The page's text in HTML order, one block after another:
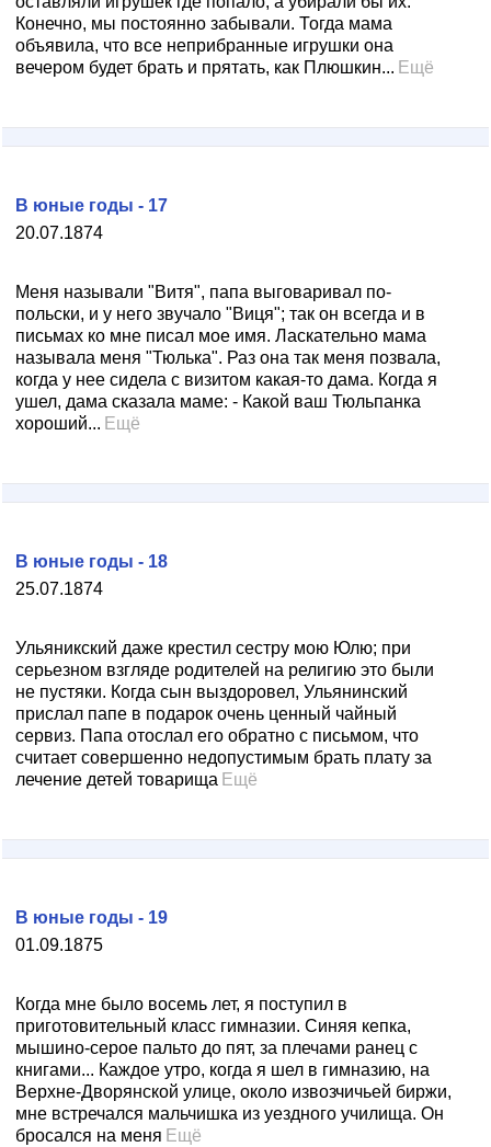
Конечно, мы постоянно забывали. Тогда мама
объявила, что все неприбранные игрушки она
вечером будет брать и прятать, как Плюшкин... Ещё
20.07.1874
В юные годы - 17
Меня называли "Витя", папа выговаривал по-
польски, и у него звучало "Виця"; так он всегда и в
письмах ко мне писал мое имя. Ласкательно мама
называла меня "Тюлька". Раз она так меня позвала,
когда у нее сидела с визитом какая-то дама. Когда я
ушел, дама сказала маме: - Какой ваш Тюльпанка
хороший... Ещё
25.07.1874
В юные годы - 18
Ульяникский даже крестил сестру мою Юлю; при
серьезном взгляде родителей на религию это были
не пустяки. Когда сын выздоровел, Ульянинский
прислал папе в подарок очень ценный чайный
сервиз. Папа отослал его обратно с письмом, что
считает совершенно недопустимым брать плату за
лечение детей товарища Ещё
01.09.1875
В юные годы - 19
Когда мне было восемь лет, я поступил в
приготовительный класс гимназии. Синяя кепка,
мышино-серое пальто до пят, за плечами ранец с
книгами... Каждое утро, когда я шел в гимназию, на
Верхне-Дворянской улице, около извозчичьей биржи,
мне встречался мальчишка из уездного училища. Он
бросался на меня Ещё